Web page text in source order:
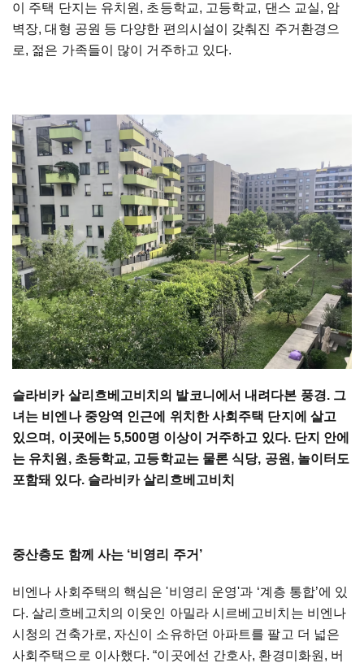
이 주택 단지는 유치원 , 초등학교, 고등학교, 댄스 교실, 암
벽장,대형 공원 등 다양한 편의시설이 갖춰진 주거환경으
로, 젊은 가족들이 많이 거주하고 있다.
슬라비카 살리흐베고비치의 발코니에서 내려다본 풍경. 그
녀는 비엔나 중앙역 인근에 위치한 사회주택 단지에 살고
있으며, 이곳에는 5,500명 이상이 거주하고 있다. 단지 안에
는 유치원, 초등학교, 고등학교는 물론 식당, 공원, 놀이터도
포함돼 있다. 슬라비카 살리흐베고비치
중산층도 함께 사는 ‘비영리 주거’
비엔나 사회주택의 핵심은 '비영리 운영'과 ‘계층 통합’에 있
다.살리흐베고치의 이웃인 아밀라 시르베고비치는 비엔나
시청의 건축가로, 자신이 소유하던 아파트를 팔고 더 넓은
사회주택으로 이사했다.“이곳에선 간호사, 환경미화원 , 버